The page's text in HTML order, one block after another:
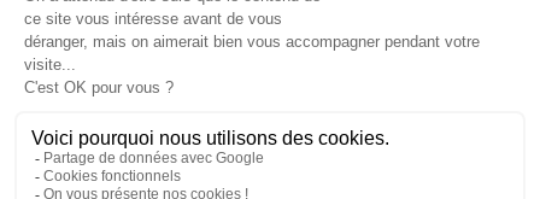
Mentions légales
Conditions générales de ventes